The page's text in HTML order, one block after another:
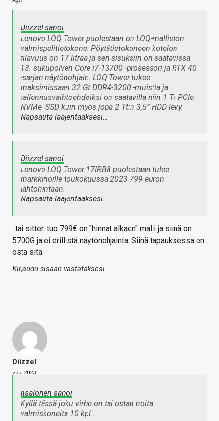
Diizzel sanoi
Lenovo LOQ Tower puolestaan on LOQ-malliston
valmispelitietokone. Pöytätietokoneen kotelon
tilavuus on 17 litraa ja sen sisuksiin on saatavissa
13. sukupolven Core i7-13700 -prosessori ja RTX 40
-sarjan näytönohjain. LOQ Tower tukee
maksimissaan 32 Gt DDR4-3200 -muistia ja
tallennusvaihtoehdoiksi on saatavilla niin 1 Tt PCIe
NVMe -SSD kuin myös jopa 2 Tt:n 3,5” HDD-levy.
Napsauta laajentaaksesi…
Diizzel sanoi
Lenovo LOQ Tower 17IRB8 puolestaan tulee
markkinoille toukokuussa 2023 799 euron
lähtöhintaan.
Napsauta laajentaaksesi…
..tai sitten tuo 799€ on "hinnat alkaen" malli ja siinä on
5700G ja ei erillistä näytönohjainta. Siinä tapauksessa en
osta sitä.
Kirjaudu sisään vastataksesi
Diizzel
23.3.2023
hsalonen sanoi
Kyllä tässä joku virhe on tai ostan noita
valmiskoneita 10 kpl..